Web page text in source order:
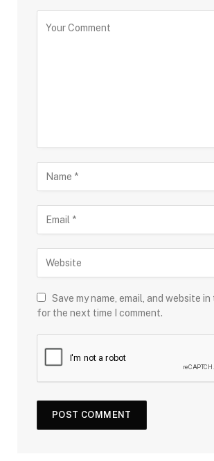
Save my name, email, and website
for the next time I comment.